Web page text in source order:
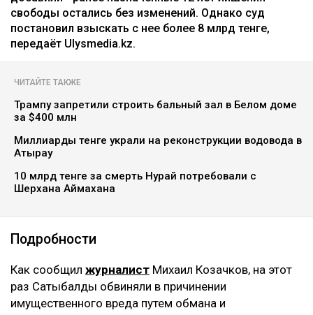
Главная Новости
Гульмиру Сатыбалды осудили по
еще одному делу - суд постановил
взыскать более 8 млрд
Ильяс Бахыт 08.08.2026, 11:24
Бывшую жену племянника Нурсултана Назарбаева
Гульмиру Сатыбалды признали виновной по
четвертому уголовному делу. Новый срок ей не
добавили - ранее назначенные 12 лет лишения
свободы остались без изменений. Однако суд
постановил взыскать с нее более 8 млрд тенге,